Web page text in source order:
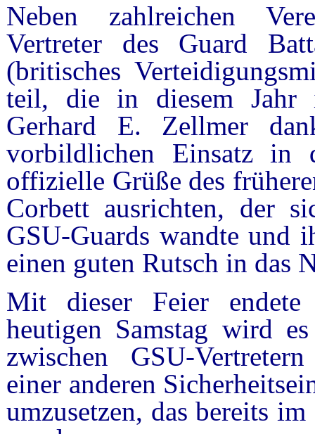
Neben zahlreichen
Vertreter des Guard
(britisches
teil, die in diesem Jahr
Gerhard E. Zellmer
vorbildlichen Einsatz in
offizielle Grüße des
Corbett ausrichten, der
GSU-Guards wandte und
einen guten Rutsch in das
Mit dieser Feier endete
heutigen Samstag wird
zwischen GSU-
einer anderen
umzusetzen, das bereits